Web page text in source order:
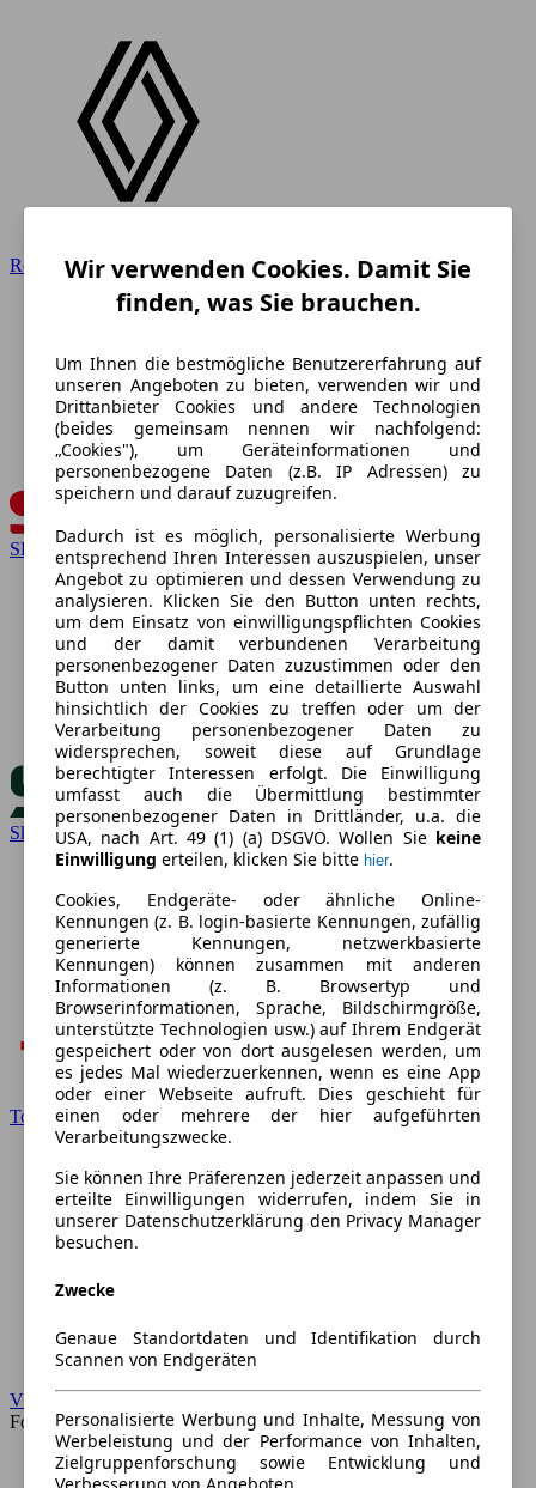
Renault
SEAT
Skoda
Toyota
VW
Forum
Wir verwenden Cookies. Damit Sie
finden, was Sie brauchen.
Um Ihnen die bestmögliche Benutzererfahrung auf
unseren Angeboten zu bieten, verwenden wir und
Drittanbieter Cookies und andere Technologien
(beides gemeinsam nennen wir nachfolgend:
„Cookies"), um Geräteinformationen und
personenbezogene Daten (z.B. IP Adressen) zu
speichern und darauf zuzugreifen.
Dadurch ist es möglich, personalisierte Werbung
entsprechend Ihren Interessen auszuspielen, unser
Angebot zu optimieren und dessen Verwendung zu
analysieren. Klicken Sie den Button unten rechts,
um dem Einsatz von einwilligungspflichten Cookies
und der damit verbundenen Verarbeitung
personenbezogener Daten zuzustimmen oder den
Button unten links, um eine detaillierte Auswahl
hinsichtlich der Cookies zu treffen oder um der
Verarbeitung personenbezogener Daten zu
widersprechen, soweit diese auf Grundlage
berechtigter Interessen erfolgt. Die Einwilligung
umfasst auch die Übermittlung bestimmter
personenbezogener Daten in Drittländer, u.a. die
USA, nach Art. 49 (1) (a) DSGVO. Wollen Sie keine
Einwilligung erteilen, klicken Sie bitte hier.
Cookies, Endgeräte- oder ähnliche Online-
Kennungen (z. B. login-basierte Kennungen, zufällig
generierte Kennungen, netzwerkbasierte
Kennungen) können zusammen mit anderen
Informationen (z. B. Browsertyp und
Browserinformationen, Sprache, Bildschirmgröße,
unterstützte Technologien usw.) auf Ihrem Endgerät
gespeichert oder von dort ausgelesen werden, um
es jedes Mal wiederzuerkennen, wenn es eine App
oder einer Webseite aufruft. Dies geschieht für
einen oder mehrere der hier aufgeführten
Verarbeitungszwecke.
Sie können Ihre Präferenzen jederzeit anpassen und
erteilte Einwilligungen widerrufen, indem Sie in
unserer Datenschutzerklärung den Privacy Manager
besuchen.
Zwecke
Genaue Standortdaten und Identifikation durch
Scannen von Endgeräten
Personalisierte Werbung und Inhalte, Messung von
Werbeleistung und der Performance von Inhalten,
Zielgruppenforschung sowie Entwicklung und